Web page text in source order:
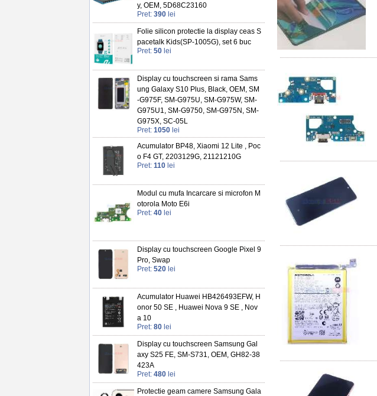
y, OEM, 5D68C23160
Pret: 390 lei
Folie silicon protectie la display ceas S
pacetalk Kids(SP-1005G), set 6 buc
Pret: 50 lei
Display cu touchscreen si rama Sams
ung Galaxy S10 Plus, Black, OEM, SM
-G975F, SM-G975U, SM-G975W, SM-
G975U1, SM-G9750, SM-G975N, SM-
G975X, SC-05L
Pret: 1050 lei
Acumulator BP48, Xiaomi 12 Lite , Poc
o F4 GT, 2203129G, 21121210G
Pret: 110 lei
Modul cu mufa Incarcare si microfon M
otorola Moto E6i
Pret: 40 lei
Display cu touchscreen Google Pixel 9
Pro, Swap
Pret: 520 lei
Acumulator Huawei HB426493EFW, H
onor 50 SE , Huawei Nova 9 SE , Nov
a 10
Pret: 80 lei
Display cu touchscreen Samsung Gal
axy S25 FE, SM-S731, OEM, GH82-38
423A
Pret: 480 lei
Protectie geam camere Samsung Gala